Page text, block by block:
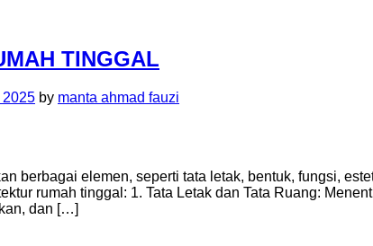
TINGGAL
2025 by manta ahmad fauzi
berbagai elemen, seperti tata letak, bentuk, fungsi,
rumah tinggal: 1. Tata Letak dan Tata Ruang:
dan […]